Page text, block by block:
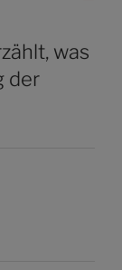
was
der